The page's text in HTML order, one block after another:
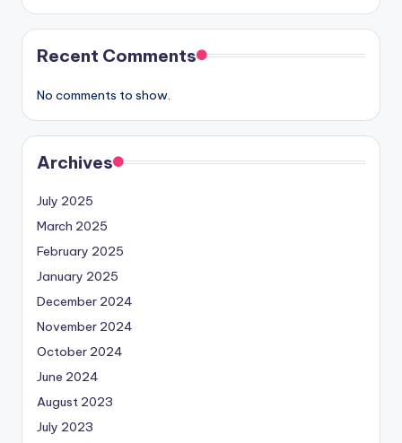
Recent Comments
No comments to show.
Archives
July 2025
March 2025
February 2025
January 2025
December 2024
November 2024
October 2024
June 2024
August 2023
July 2023